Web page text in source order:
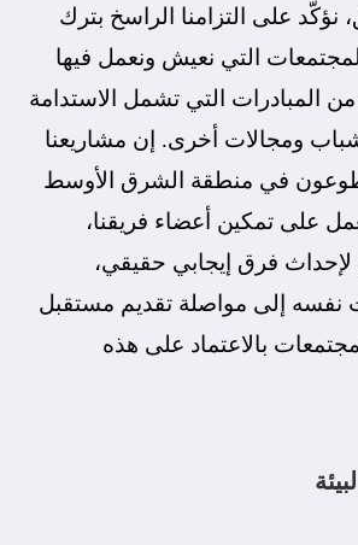
نؤكّد على التزامنا الراسخ بترك
التي نعيش ونعمل فيها
المبادرات التي تشمل الاستدامة
ومجالات أخرى. إن مشاريعنا
في منطقة الشرق الأوسط
على تمكين أعضاء فريقنا،
لإحداث فرق إيجابي حقيقي،
إلى مواصلة تقديم مستقبل
بالاعتماد على هذه